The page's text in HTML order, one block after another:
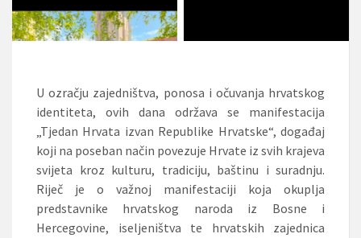
U ozračju zajedništva, ponosa i očuvanja hrvatskog
identiteta, ovih dana održava se manifestacija
„Tjedan Hrvata izvan Republike Hrvatske“, događaj
koji na poseban način povezuje Hrvate iz svih krajeva
svijeta kroz kulturu, tradiciju, baštinu i suradnju.
Riječ je o važnoj manifestaciji koja okuplja
predstavnike hrvatskog naroda iz Bosne i
Hercegovine, iseljeništva te hrvatskih zajednica